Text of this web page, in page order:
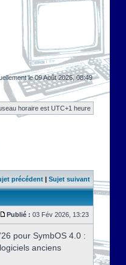
le 09 Août 2026, 08:49
horaire est UTC+1 heure
précédent | Sujet suivant
Publié : 03 Fév 2026, 13:23
pour SymbOS 4.0 :
anciens